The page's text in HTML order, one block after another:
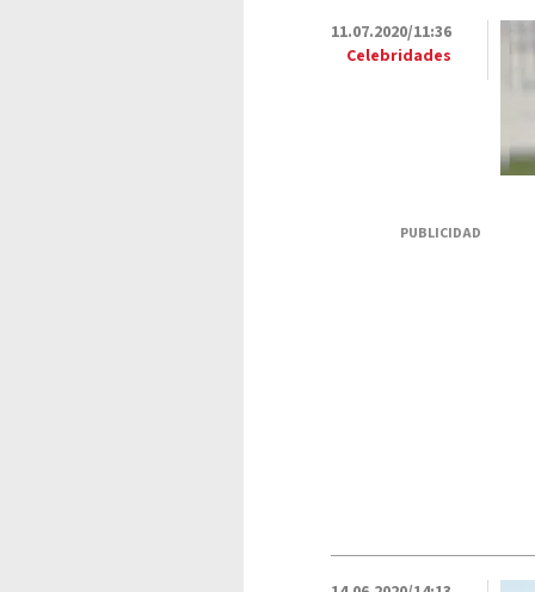
11.07.2020/11:36
Celebridades
PUBLICIDAD